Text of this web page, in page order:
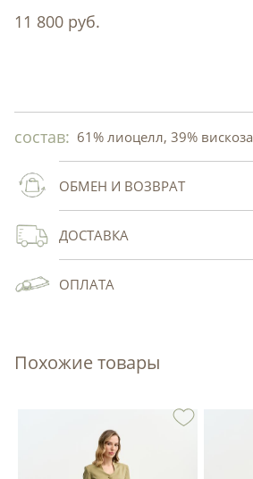
11 800 руб.
состав: 61% лиоцелл, 39% вискоза
ОБМЕН И ВОЗВРАТ
ДОСТАВКА
ОПЛАТА
Похожие товары